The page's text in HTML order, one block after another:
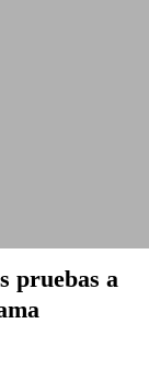
pruebas a